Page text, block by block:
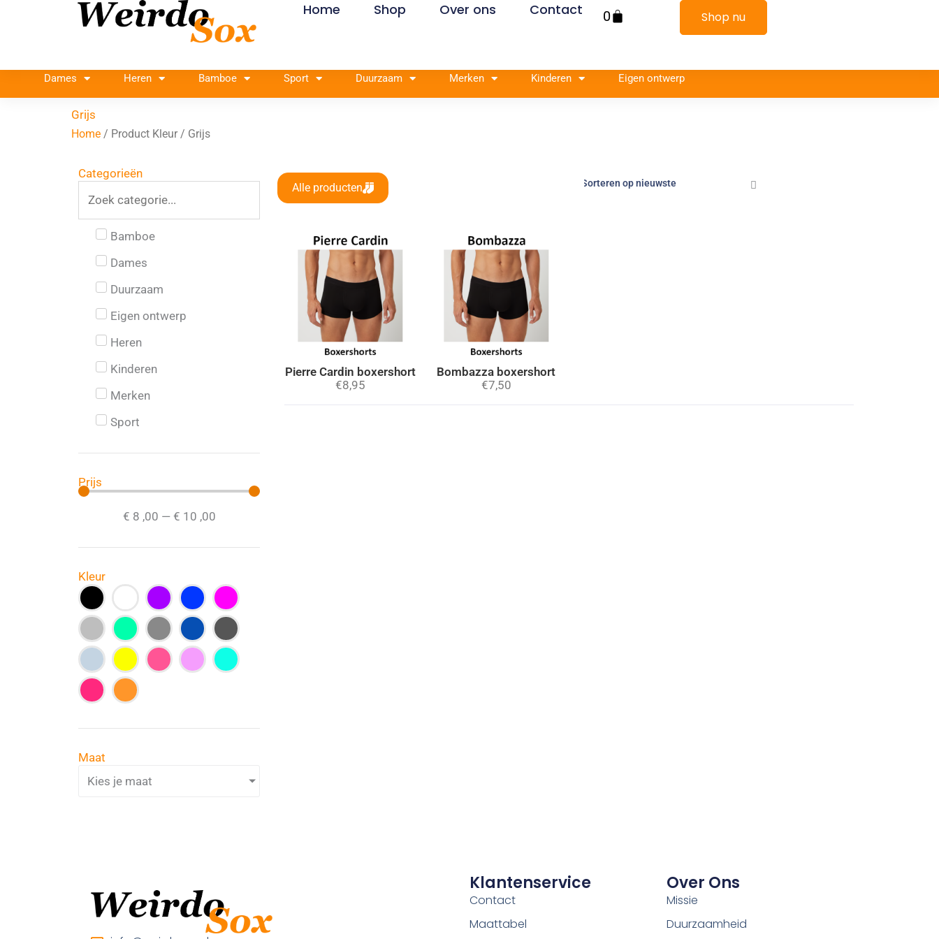
inhoud
Home Shop Over ons Contact 0
Winkelwagen Shop nu
Dames Heren Bamboe Sport Duurzaam Merken Kinderen Eigen ontwerp
Grijs
Home / Product Kleur / Grijs
Categorieën
Bamboe
Dames
Duurzaam
Eigen ontwerp
Heren
Kinderen
Merken
Sport
Prijs
€ 8 ,00 — € 10 ,00
Kleur
Maat
Kies je maat
Alle producten
Pierre Cardin boxershort
€8,95
Bombazza boxershort
€7,50
Klantenservice
Contact
Maattabel
Over Ons
Missie
Duurzaamheid